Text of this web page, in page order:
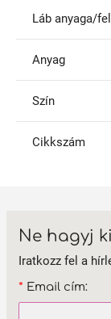
Láb anyaga/
Anyag
Szín
Cikkszám
Ne hagyj
Iratkozz fel a
* Email cím: